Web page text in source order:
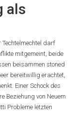
als
darf
mitgemeint, beide
beisammen stoned
bereitwillig erachtet,
Einer Schock des
Beziehung von Neuem
Probleme letzten